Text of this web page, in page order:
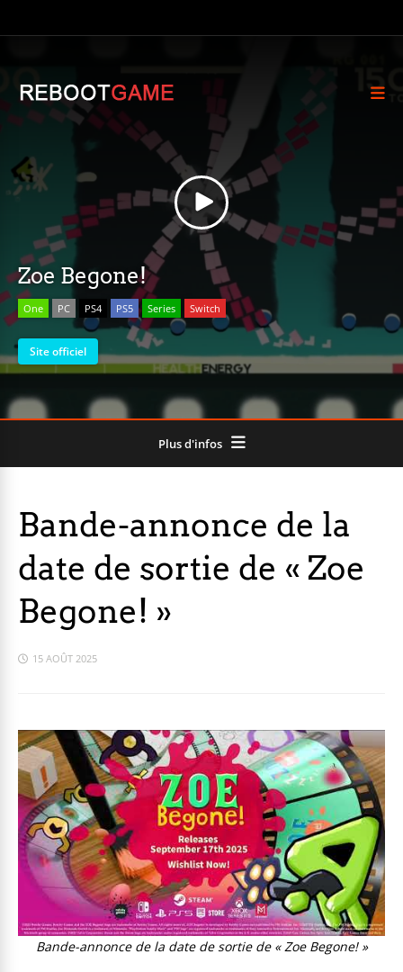
Zoe Begone!
One PC PS4 PS5 Series Switch
Site officiel
Plus d'infos
Bande-annonce de la
date de sortie de « Zoe
Begone! »
15 AOÛT 2025
Bande-annonce de la date de sortie de « Zoe Begone! »